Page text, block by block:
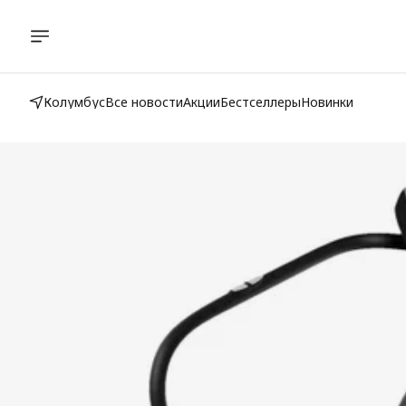
КолумбусВсе новостиАкцииБестселлерыНовинки